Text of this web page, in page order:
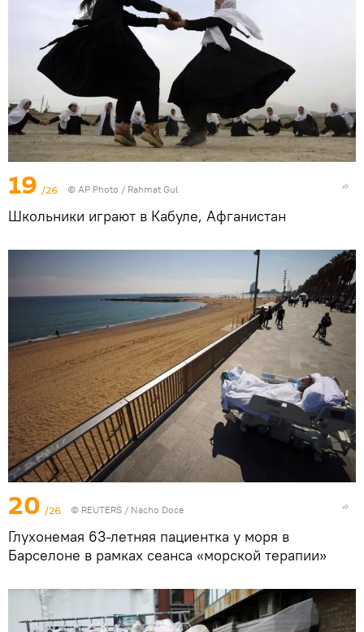
19 /26 © AP Photo / Rahmat Gul
Школьники играют в Кабуле, Афганистан
20 /26 © REUTERS / Nacho Doce
Глухонемая 63-летняя пациентка у моря в
Барселоне в рамках сеанса «морской терапии»